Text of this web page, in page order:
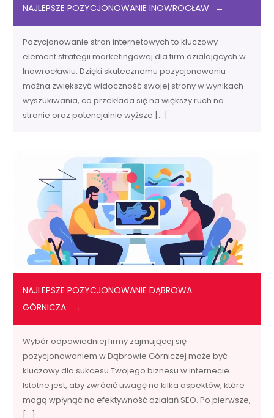
NAJLEPSZE POZYCJONOWANIE INOWROCŁAW
Pozycjonowanie stron internetowych to kluczowy
element strategii marketingowej dla firm działających w
Inowrocławiu. Dzięki skutecznemu pozycjonowaniu
można zwiększyć widoczność swojej strony w wynikach
wyszukiwania, co przekłada się na większy ruch na
stronie oraz potencjalnie wyższe […]
NAJLEPSZE POZYCJONOWANIE DĄBROWA
GÓRNICZA
Wybór odpowiedniej firmy zajmującej się
pozycjonowaniem w Dąbrowie Górniczej może być
kluczowy dla sukcesu Twojego biznesu w internecie.
Istotne jest, aby zwrócić uwagę na kilka aspektów, które
mogą wpłynąć na efektywność działań SEO. Po pierwsze,
[…]